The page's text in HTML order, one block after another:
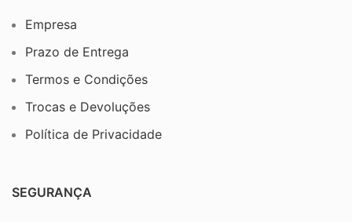
Empresa
Prazo de Entrega
Termos e Condições
Trocas e Devoluções
Política de Privacidade
SEGURANÇA